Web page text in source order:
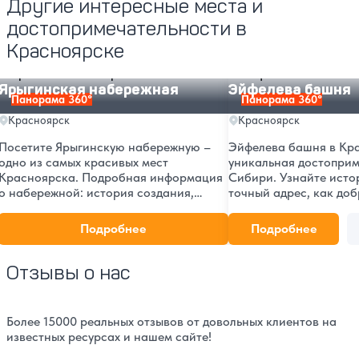
Другие интересные места и
достопримечательности в
Красноярске
Панорама 360°
набережная
Красноярск
Ярыгинскую набережную –
из самых красивых мест
Подробная информация
набережной: история создания,
и развлечений.
Подробнее
Панорама 360°
Эйфелева башня
Красноярск
Эйфелева башня в
уникальная
Сибири. Узнайте
точный адрес, как
посетителей.
необычных
Подробнее
Отзывы о нас
Более 15000 реальных отзывов от довольных клиентов на
известных ресурсах и нашем сайте!